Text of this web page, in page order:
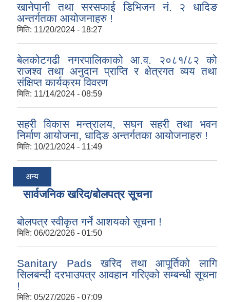
खानेपानी तथा सरसफाई डिभिजन नं. २ धादिङ
अन्तर्गतका आयोजनाहरु !
मिति: 11/20/2024 - 18:27
बेलकोटगढी नगरपालिकाको आ.व. २०८१/८२ को
राजश्व तथा अनुदान प्राप्ति र क्षेत्रगत व्यय तथा
संक्षिप्त कार्यक्रम विवरण
मिति: 11/14/2024 - 08:59
सहरी विकास मन्त्रालय, सघन सहरी तथा भवन
निर्माण आयोजना, धादिङ अन्तर्गतका आयोजनाहरु !
मिति: 10/21/2024 - 11:49
अन्य
सार्वजनिक खरिद/बोलपत्र सूचना
बोलपत्र स्वीकृत गर्ने आशयको सूचना !
मिति: 06/02/2026 - 01:50
Sanitary Pads खरिद तथा आपूर्तिको लागि
सिलबन्दी दरभाउपत्र आवहान गरिएको सम्बन्धी सूचना
!
मिति: 05/27/2026 - 07:09